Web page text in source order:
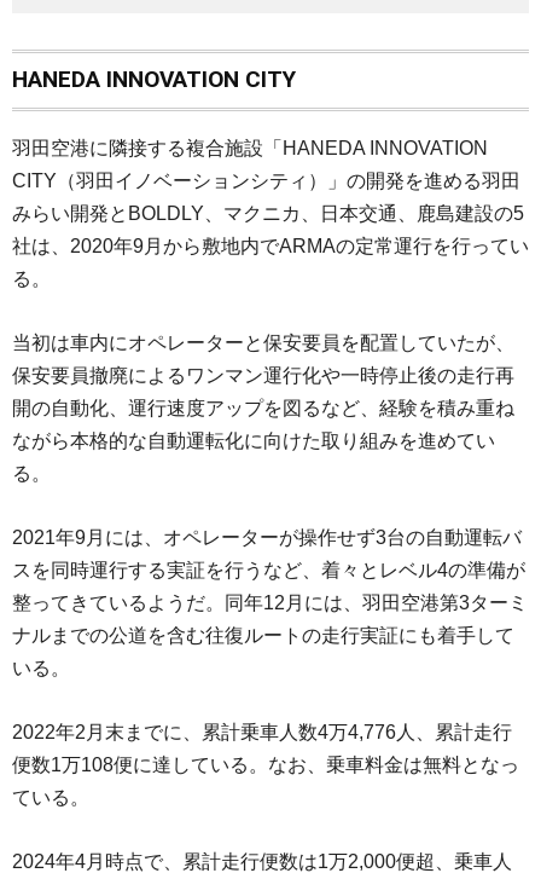
HANEDA INNOVATION CITY
羽田空港に隣接する複合施設「HANEDA INNOVATION
CITY（羽田イノベーションシティ）」の開発を進める羽田
みらい開発とBOLDLY、マクニカ、日本交通、鹿島建設の5
社は、2020年9月から敷地内でARMAの定常運行を行ってい
る。
当初は車内にオペレーターと保安要員を配置していたが、
保安要員撤廃によるワンマン運行化や一時停止後の走行再
開の自動化、運行速度アップを図るなど、経験を積み重ね
ながら本格的な自動運転化に向けた取り組みを進めてい
る。
2021年9月には、オペレーターが操作せず3台の自動運転バ
スを同時運行する実証を行うなど、着々とレベル4の準備が
整ってきているようだ。同年12月には、羽田空港第3ターミ
ナルまでの公道を含む往復ルートの走行実証にも着手して
いる。
2022年2月末までに、累計乗車人数4万4,776人、累計走行
便数1万108便に達している。なお、乗車料金は無料となっ
ている。
2024年4月時点で、累計走行便数は1万2,000便超、乗車人